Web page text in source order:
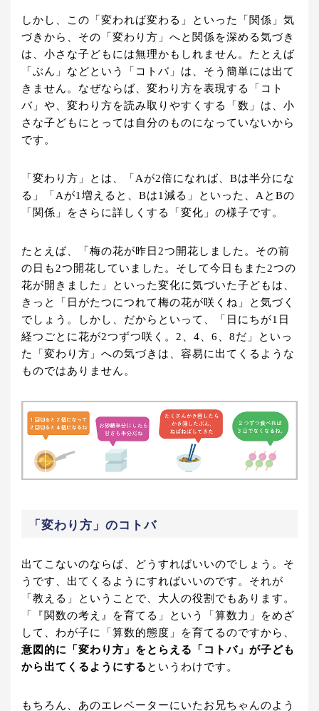
しかし、この「変われば変わる」といった「関係」気
づきから、その「変わり方」へと関係を深める気づき
は、小さな子どもには無理かもしれません。たとえば
「ぶん」などという「コトバ」は、そう簡単には出て
きません。なぜならば、変わり方を表現する「コト
バ」や、変わり方を読み取りやすくする「数」は、小
さな子どもにとっては自分のものになっていないから
です。
「変わり方」とは、「Aが2倍になれば、Bは半分にな
る」「Aが1増えると、Bは1減る」といった、AとBの
「関係」をさらに詳しくする「変化」の様子です。
たとえば、「梅の花が昨日2つ開花しました。その前
の日も2つ開花していました。そして今日もまた2つの
花が開きました」といった変化に気づいた子どもは、
きっと「日がたつにつれて梅の花が咲くね」と気づく
でしょう。しかし、だからといって、「日にちが1日
経つごとに花が2つずつ咲く。2、4、6、8だ」といっ
た「変わり方」への気づきは、容易に出てくるような
ものではありません。
「変わり方」のコトバ
出てこないのならば、どうすればいいのでしょう。そ
うです、出てくるようにすればいいのです。それが
「教える」ということで、大人の役割でもあります。
「『関数の考え』を育てる」という「算数力」をめざ
して、わが子に「算数的態度」を育てるのですから、
意図的に「変わり方」をとらえる「コトバ」が子ども
から出てくるようにする というわけです。
もちろん、あのエレベーターにいたお兄ちゃんのよう